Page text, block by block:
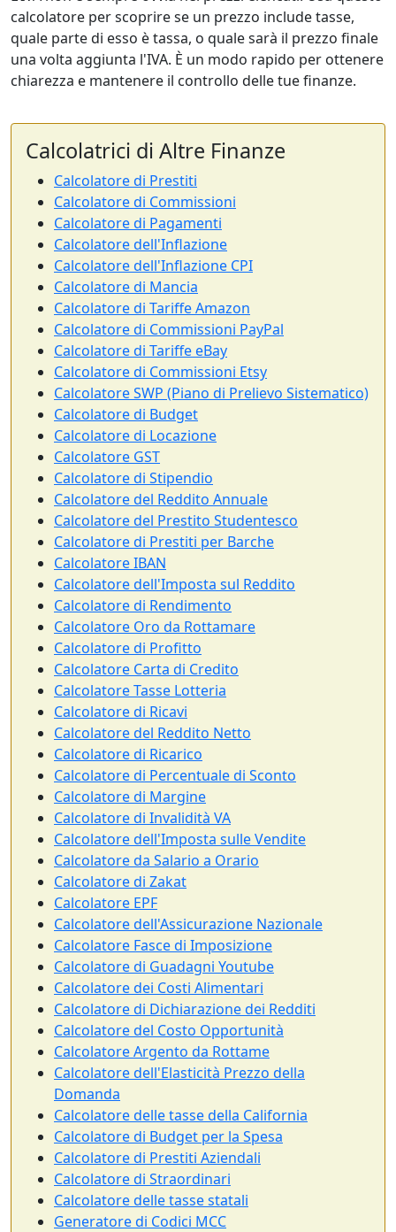
calcolatore per scoprire se un prezzo include tasse,
quale parte di esso è tassa, o quale sarà il prezzo finale
una volta aggiunta l'IVA. È un modo rapido per ottenere
chiarezza e mantenere il controllo delle tue finanze.
Calcolatrici di Altre Finanze
Calcolatore di Prestiti
Calcolatore di Commissioni
Calcolatore di Pagamenti
Calcolatore dell'Inflazione
Calcolatore dell'Inflazione CPI
Calcolatore di Mancia
Calcolatore di Tariffe Amazon
Calcolatore di Commissioni PayPal
Calcolatore di Tariffe eBay
Calcolatore di Commissioni Etsy
Calcolatore SWP (Piano di Prelievo Sistematico)
Calcolatore di Budget
Calcolatore di Locazione
Calcolatore GST
Calcolatore di Stipendio
Calcolatore del Reddito Annuale
Calcolatore del Prestito Studentesco
Calcolatore di Prestiti per Barche
Calcolatore IBAN
Calcolatore dell'Imposta sul Reddito
Calcolatore di Rendimento
Calcolatore Oro da Rottamare
Calcolatore di Profitto
Calcolatore Carta di Credito
Calcolatore Tasse Lotteria
Calcolatore di Ricavi
Calcolatore del Reddito Netto
Calcolatore di Ricarico
Calcolatore di Percentuale di Sconto
Calcolatore di Margine
Calcolatore di Invalidità VA
Calcolatore dell'Imposta sulle Vendite
Calcolatore da Salario a Orario
Calcolatore di Zakat
Calcolatore EPF
Calcolatore dell'Assicurazione Nazionale
Calcolatore Fasce di Imposizione
Calcolatore di Guadagni Youtube
Calcolatore dei Costi Alimentari
Calcolatore di Dichiarazione dei Redditi
Calcolatore del Costo Opportunità
Calcolatore Argento da Rottame
Calcolatore dell'Elasticità Prezzo della
Domanda
Calcolatore delle tasse della California
Calcolatore di Budget per la Spesa
Calcolatore di Prestiti Aziendali
Calcolatore di Straordinari
Calcolatore delle tasse statali
Generatore di Codici MCC